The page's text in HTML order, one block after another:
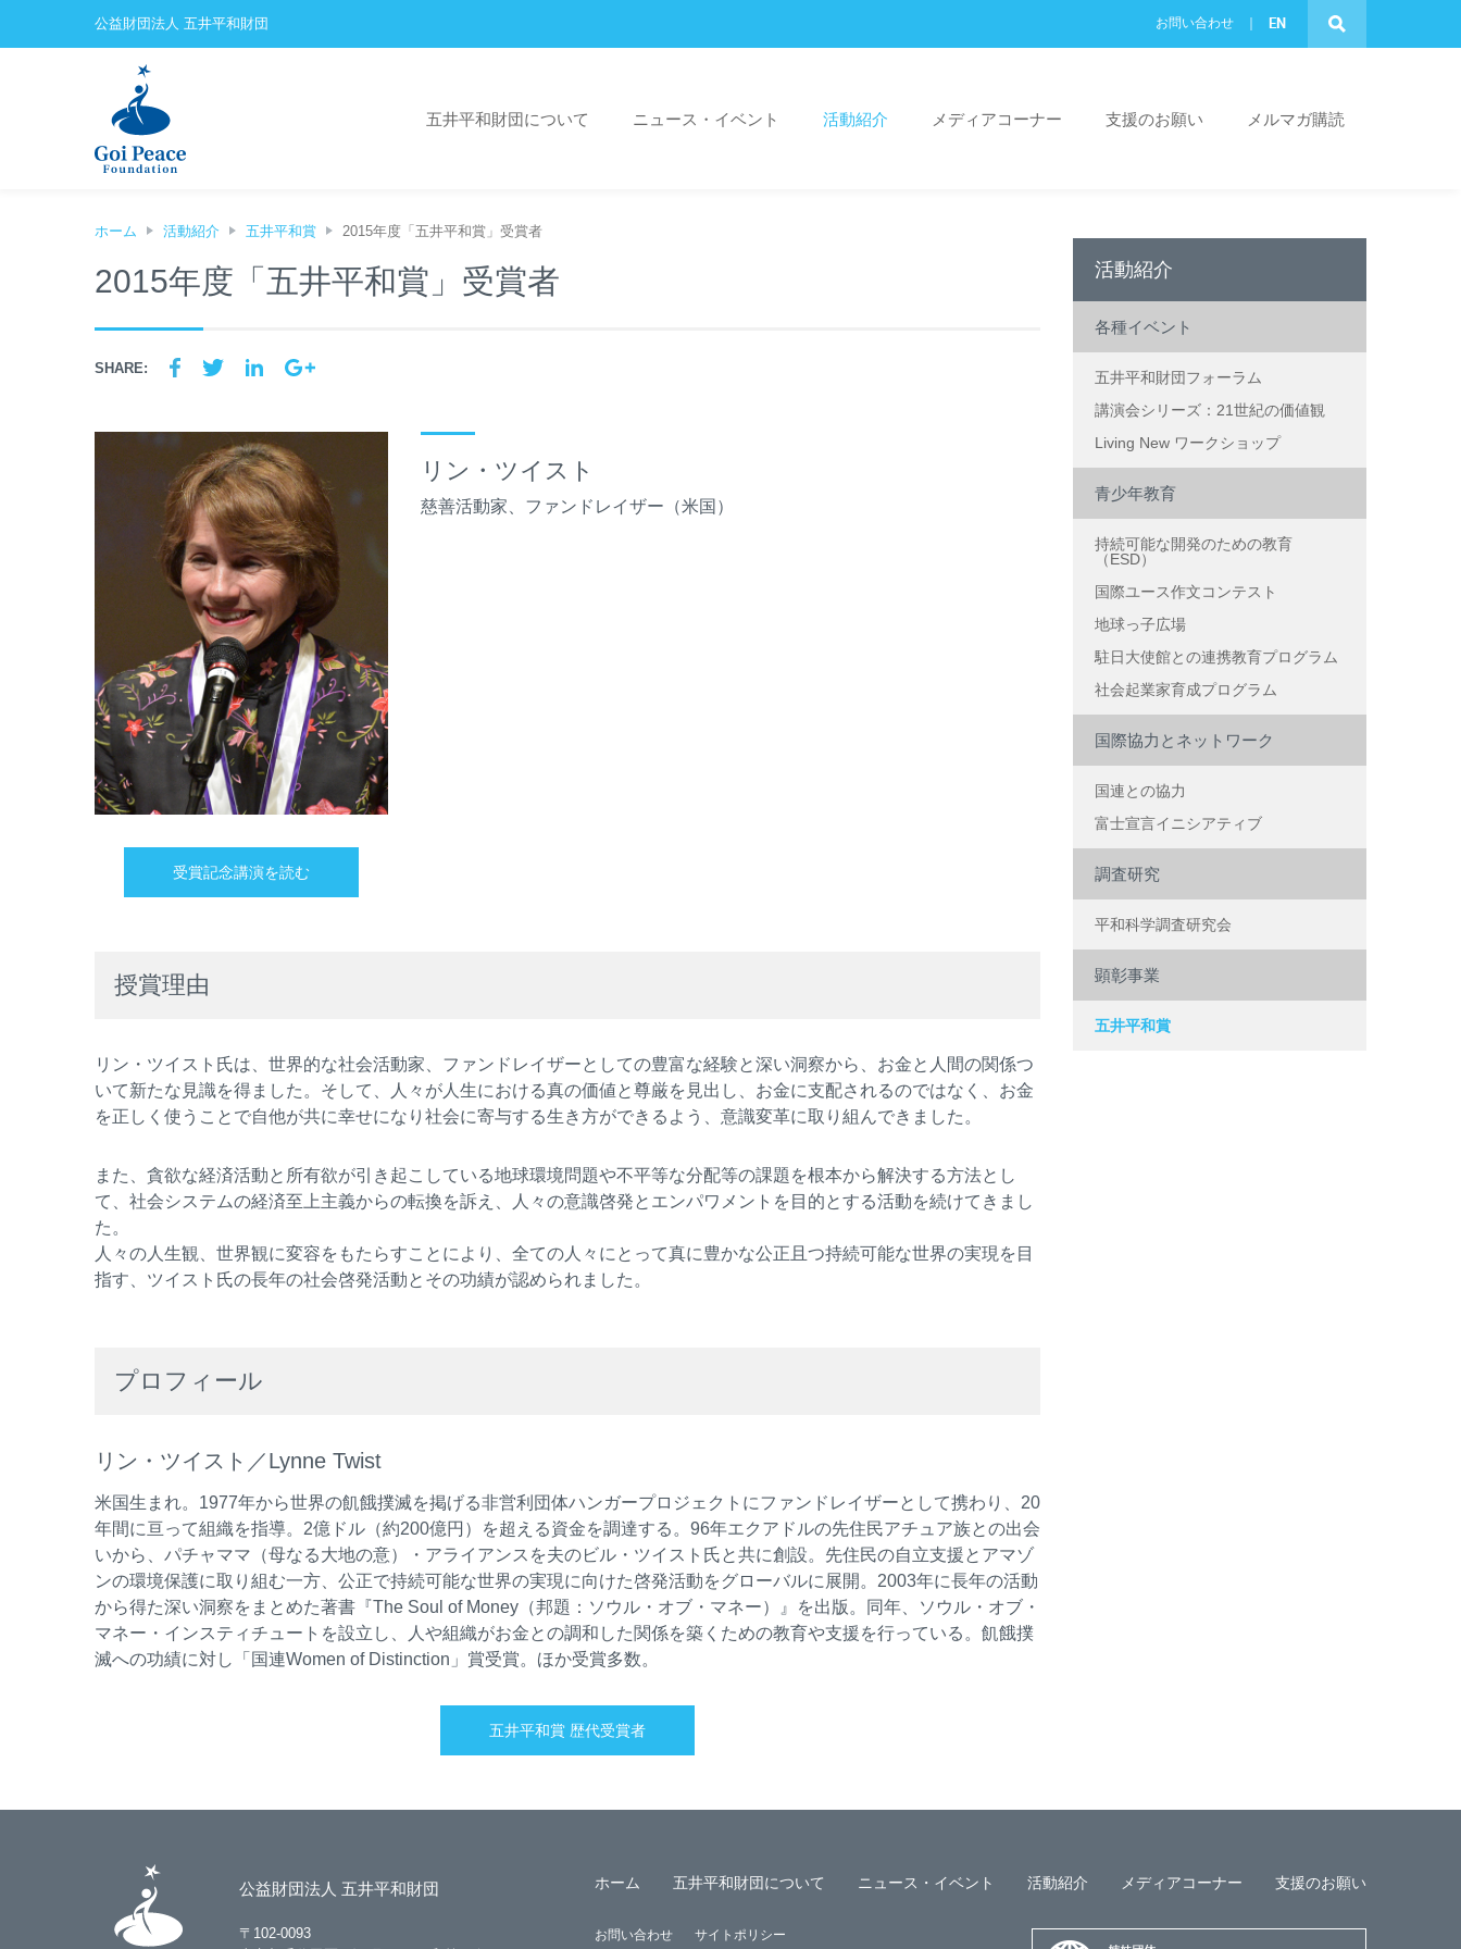
公益財団法人 五井平和財団 お問い合わせ EN
五井平和財団について ニュース・イベント 活動紹介 メディアコーナー 支援のお願い メルマガ購読
ホーム 活動紹介 五井平和賞 2015年度「五井平和賞」受賞者
2015年度「五井平和賞」受賞者
SHARE:
リン・ツイスト
慈善活動家、ファンドレイザー（米国）
受賞記念講演を読む
授賞理由
リン・ツイスト氏は、世界的な社会活動家、ファンドレイザーとしての豊富な経験と深い洞察から、お金と人間の関係つ
いて新たな見識を得ました。そして、人々が人生における真の価値と尊厳を見出し、お金に支配されるのではなく、お金
を正しく使うことで自他が共に幸せになり社会に寄与する生き方ができるよう、意識変革に取り組んできました。
また、貪欲な経済活動と所有欲が引き起こしている地球環境問題や不平等な分配等の課題を根本から解決する方法とし
て、社会システムの経済至上主義からの転換を訴え、人々の意識啓発とエンパワメントを目的とする活動を続けてきまし
た。
人々の人生観、世界観に変容をもたらすことにより、全ての人々にとって真に豊かな公正且つ持続可能な世界の実現を目
指す、ツイスト氏の長年の社会啓発活動とその功績が認められました。
プロフィール
リン・ツイスト／Lynne Twist
米国生まれ。1977年から世界の飢餓撲滅を掲げる非営利団体ハンガープロジェクトにファンドレイザーとして携わり、20
年間に亘って組織を指導。2億ドル（約200億円）を超える資金を調達する。96年エクアドルの先住民アチュア族との出会
いから、パチャママ（母なる大地の意）・アライアンスを夫のビル・ツイスト氏と共に創設。先住民の自立支援とアマゾ
ンの環境保護に取り組む一方、公正で持続可能な世界の実現に向けた啓発活動をグローバルに展開。2003年に長年の活動
から得た深い洞察をまとめた著書『The Soul of Money（邦題：ソウル・オブ・マネー）』を出版。同年、ソウル・オブ・
マネー・インスティチュートを設立し、人や組織がお金との調和した関係を築くための教育や支援を行っている。飢餓撲
滅への功績に対し「国連Women of Distinction」賞受賞。ほか受賞多数。
五井平和賞 歴代受賞者
活動紹介
各種イベント
五井平和財団フォーラム
講演会シリーズ：21世紀の価値観
Living New ワークショップ
青少年教育
持続可能な開発のための教育
（ESD）
国際ユース作文コンテスト
地球っ子広場
駐日大使館との連携教育プログラム
社会起業家育成プログラム
国際協力とネットワーク
国連との協力
富士宣言イニシアティブ
調査研究
平和科学調査研究会
顕彰事業
五井平和賞
公益財団法人 五井平和財団
〒102-0093
ホーム 五井平和財団について ニュース・イベント 活動紹介 メディアコーナー 支援のお願い
お問い合わせ サイトポリシー